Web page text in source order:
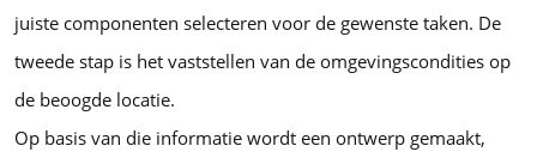
juiste componenten selecteren voor de gewenste taken. De
tweede stap is het vaststellen van de omgevingscondities op
de beoogde locatie.
Op basis van die informatie wordt een ontwerp gemaakt,